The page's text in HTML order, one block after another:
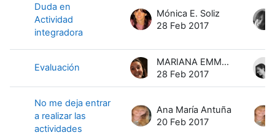
Duda en
Actividad
integradora
Mónica E. Soliz
28 Feb 2017
Evaluación
MARIANA EMMA Y GOTTERO
28 Feb 2017
No me deja entrar
a realizar las
actividades
Ana María Antuña
20 Feb 2017